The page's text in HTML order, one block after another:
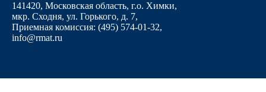
141420, Московская область, г.о. Химки,
мкр. Сходня, ул. Горького, д. 7,
Приемная комиссия: (495) 574-01-32,
info@rmat.ru